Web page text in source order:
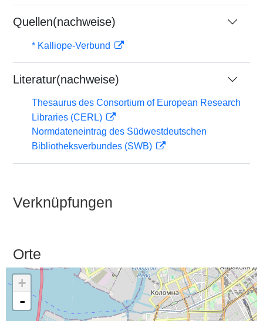
Quellen(nachweise)
* Kalliope-Verbund
Literatur(nachweise)
Thesaurus des Consortium of European Research
Libraries (CERL)
Normdateneintrag des Südwestdeutschen
Bibliotheksverbundes (SWB)
Verknüpfungen
Orte
+
-